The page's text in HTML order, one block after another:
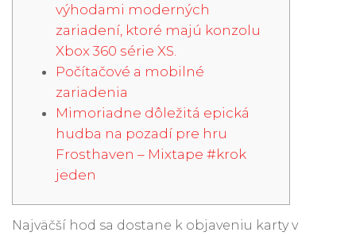
výhodami moderných
zariadení, ktoré majú konzolu
Xbox 360 série XS.
Počítačové a mobilné
zariadenia
Mimoriadne dôležitá epická
hudba na pozadí pre hru
Frosthaven – Mixtape #krok
jeden
Najväčší hod sa dostane k objaveniu karty v